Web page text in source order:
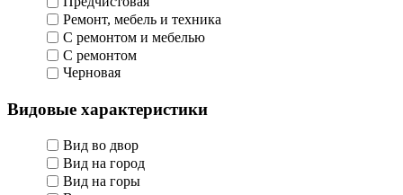
Ремонт, мебель и техника
С ремонтом и мебелью
С ремонтом
Черновая
Видовые характеристики
Вид во двор
Вид на город
Вид на горы